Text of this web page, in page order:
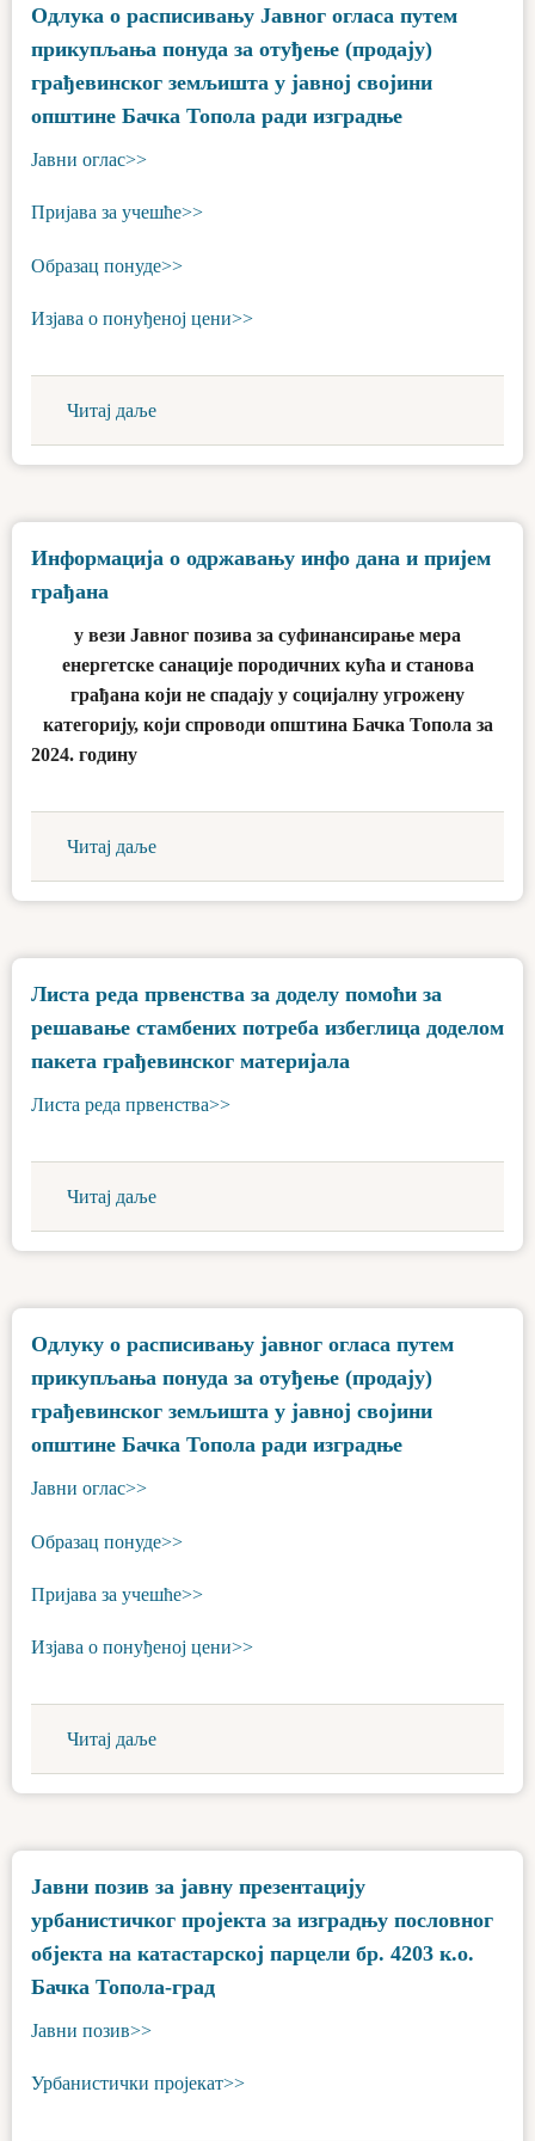
Одлука о расписивању Јавног огласа путем
прикупљања понуда за отуђење (продају)
грађевинског земљишта у јавној својини
општине Бачка Топола ради изградње
Јавни оглас>>
Пријава за учешће>>
Образац понуде>>
Изјава о понуђеној цени>>
Читај даље
Информација о одржавању инфо дана и пријем
грађана
у вези Јавног позива за суфинансирање мера
енергетске санације породичних кућа и станова
грађана који не спадају у социјалну угрожену
категорију, који спроводи општина Бачка Топола за
2024. годину
Читај даље
Листа реда првенства за доделу помоћи за
решавање стамбених потреба избеглица доделом
пакета грађевинског материјала
Листа реда првенства>>
Читај даље
Одлуку о расписивању јавног огласа путем
прикупљања понуда за отуђење (продају)
грађевинског земљишта у јавној својини
општине Бачка Топола ради изградње
Јавни оглас>>
Образац понуде>>
Пријава за учешће>>
Изјава о понуђеној цени>>
Читај даље
Јавни позив за јавну презентацију
урбанистичког пројекта за изградњу пословног
објекта на катастарској парцели бр. 4203 к.о.
Бачка Топола-град
Јавни позив>>
Урбанистички пројекат>>